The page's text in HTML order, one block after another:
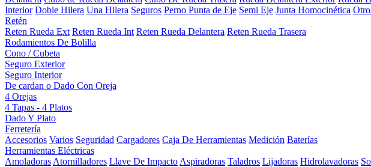
Interior Doble Hilera Una Hilera Seguros Perno Punta de Eje Semi Eje Junta Homocinética
Retén
Reten Rueda Ext Reten Rueda Int Reten Rueda Delantera Reten Rueda Trasera
Rodamientos De Bolilla
Cono / Cubeta
Seguro Exterior
Seguro Interior
De cardan o Dado Con Oreja
4 Orejas
4 Tapas - 4 Platos
Dado Y Plato
Ferretería
Accesorios Varios Seguridad Cargadores Caja De Herramientas Medición Baterías
Herramientas Eléctricas
Amoladoras Atornilladores Llave De Impacto Aspiradoras Taladros Lijadoras Hidrolavadoras